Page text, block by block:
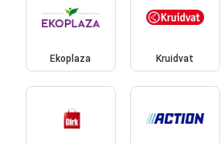
Ekoplaza Kruidvat